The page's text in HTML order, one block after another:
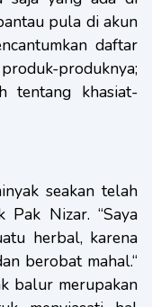
pula di akun
daftar
produknya;
tentang khasiat-
seakan telah
Pak Nizar. “Saya
herbal, karena
berobat mahal.“
balur merupakan